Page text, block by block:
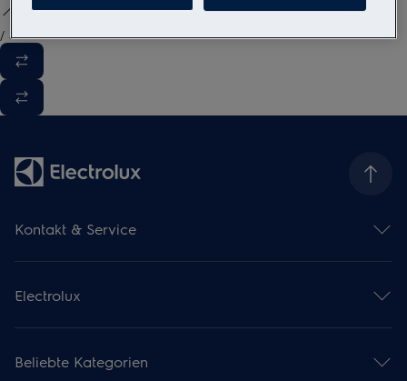
/ 3
Kontakt & Service
Serviceübersicht
Reparaturservice
Garantieverlängerung
Pflegeservice
Electrolux
Kataloge & Broschüren
Über uns
Beliebte Kategorien